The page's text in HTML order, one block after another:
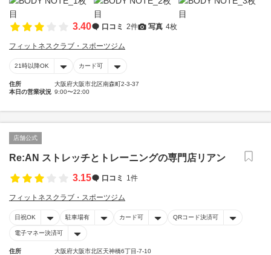
3.40 口コミ 2件 写真 4枚
フィットネスクラブ・スポーツジム
21時以降OK カード可
住所
大阪府大阪市北区南森町2-3-37
本日の営業状況 9:00〜22:00
店舗公式
Re:AN ストレッチとトレーニングの専門店リアン
3.15
口コミ 1件
フィットネスクラブ・スポーツジム
日祝OK 駐車場有 カード可 QRコード決済可
電子マネー決済可
住所
大阪府大阪市北区天神橋6丁目-7-10